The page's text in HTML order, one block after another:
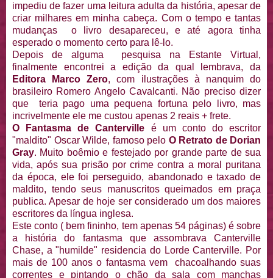
impediu de fazer uma leitura adulta da história, apesar de
criar milhares em minha cabeça. Com o tempo e tantas
mudanças o livro desapareceu, e até agora tinha
esperado o momento certo para lê-lo.
Depois de alguma pesquisa na Estante Virtual,
finalmente encontrei a edição da qual lembrava, da
Editora Marco Zero, com ilustrações à nanquim do
brasileiro Romero Angelo Cavalcanti. Não preciso dizer
que teria pago uma pequena fortuna pelo livro, mas
incrivelmente ele me custou apenas 2 reais + frete.
O Fantasma de Canterville é um conto do escritor
"maldito" Oscar Wilde, famoso pelo O Retrato de Dorian
Gray. Muito boêmio e festejado por grande parte de sua
vida, após sua prisão por crime contra a moral puritana
da época, ele foi perseguido, abandonado e taxado de
maldito, tendo seus manuscritos queimados em praça
publica. Apesar de hoje ser considerado um dos maiores
escritores da língua inglesa.
Este conto ( bem fininho, tem apenas 54 páginas) é sobre
a história do fantasma que assombrava Canterville
Chase, a "humilde" residencia do Lorde Canterville. Por
mais de 100 anos o fantasma vem chacoalhando suas
correntes e pintando o chão da sala com manchas